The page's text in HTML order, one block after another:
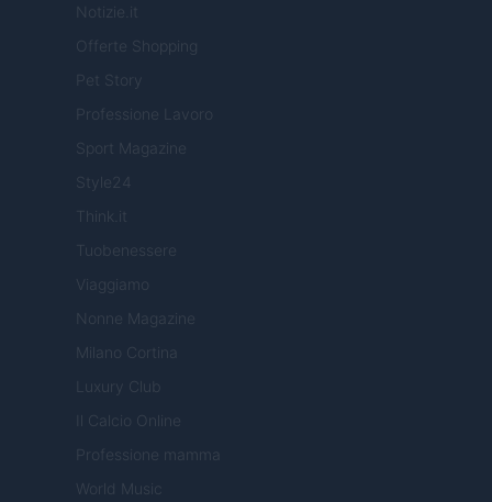
Notizie.it
Offerte Shopping
Pet Story
Professione Lavoro
Sport Magazine
Style24
Think.it
Tuobenessere
Viaggiamo
Nonne Magazine
Milano Cortina
Luxury Club
Il Calcio Online
Professione mamma
World Music